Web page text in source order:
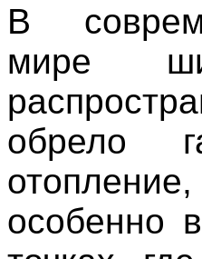
В
мире
обрело
отопление,
особенно